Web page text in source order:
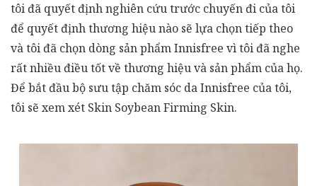
tôi đã quyết định nghiên cứu trước chuyến đi của tôi
để quyết định thương hiệu nào sẽ lựa chọn tiếp theo
và tôi đã chọn dòng sản phẩm Innisfree vì tôi đã nghe
rất nhiều điều tốt về thương hiệu và sản phẩm của họ.
Để bắt đầu bộ sưu tập chăm sóc da Innisfree của tôi,
tôi sẽ xem xét Skin Soybean Firming Skin.